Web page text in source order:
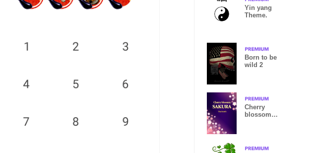
Yin yang
Theme.
Born to be
wild 2
Cherry
blossom